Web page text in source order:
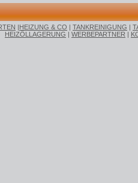
|HEIZUNG & CO | TANKREINIGUNG |
HEIZÖLLAGERUNG | WERBEPARTNER |